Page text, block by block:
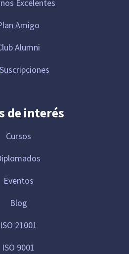
Excelentes
Amigo
Alumni
de interés
Cursos
Eventos
Blog
ISO 21001
ISO 9001